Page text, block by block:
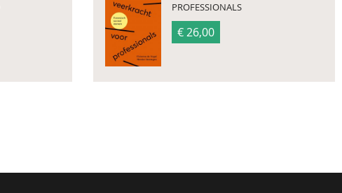
PROFESSIONALS
€ 26,00